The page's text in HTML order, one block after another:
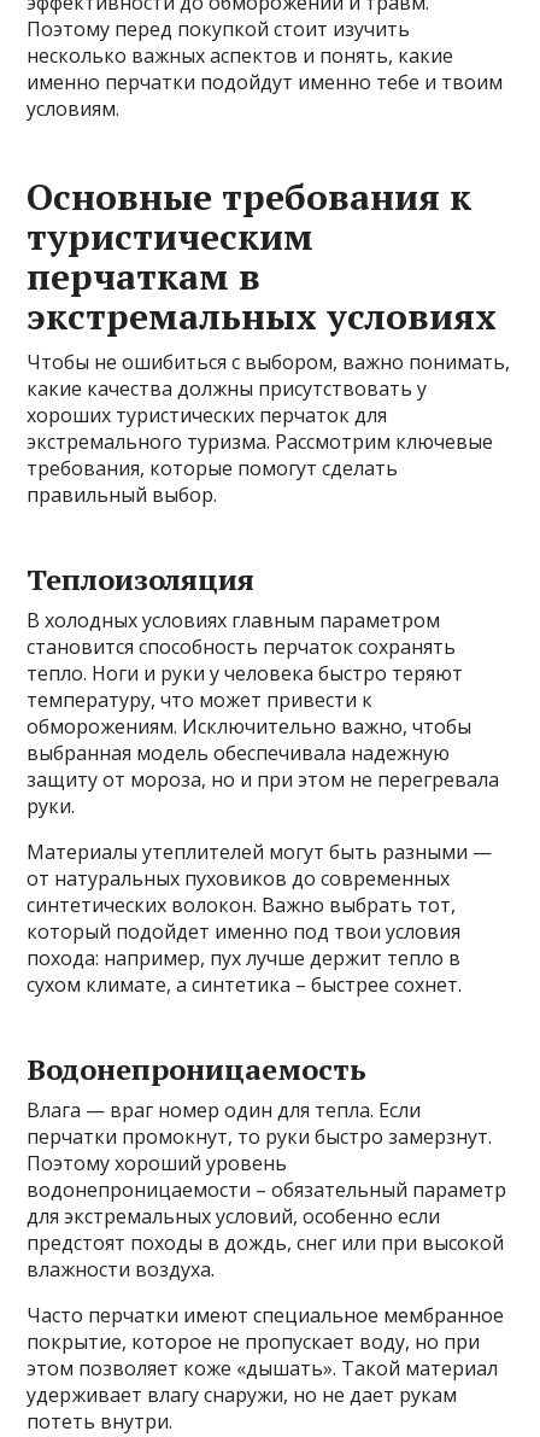
Поэтому перед покупкой стоит изучить
несколько важных аспектов и понять, какие
именно перчатки подойдут именно тебе и твоим
условиям.
Основные требования к
туристическим
перчаткам в
экстремальных условиях
Чтобы не ошибиться с выбором, важно понимать,
какие качества должны присутствовать у
хороших туристических перчаток для
экстремального туризма. Рассмотрим ключевые
требования, которые помогут сделать
правильный выбор.
Теплоизоляция
В холодных условиях главным параметром
становится способность перчаток сохранять
тепло. Ноги и руки у человека быстро теряют
температуру, что может привести к
обморожениям. Исключительно важно, чтобы
выбранная модель обеспечивала надежную
защиту от мороза, но и при этом не перегревала
руки.
Материалы утеплителей могут быть разными —
от натуральных пуховиков до современных
синтетических волокон. Важно выбрать тот,
который подойдет именно под твои условия
похода: например, пух лучше держит тепло в
сухом климате, а синтетика – быстрее сохнет.
Водонепроницаемость
Влага — враг номер один для тепла. Если
перчатки промокнут, то руки быстро замерзнут.
Поэтому хороший уровень
водонепроницаемости – обязательный параметр
для экстремальных условий, особенно если
предстоят походы в дождь, снег или при высокой
влажности воздуха.
Часто перчатки имеют специальное мембранное
покрытие, которое не пропускает воду, но при
этом позволяет коже «дышать». Такой материал
удерживает влагу снаружи, но не дает рукам
потеть внутри.